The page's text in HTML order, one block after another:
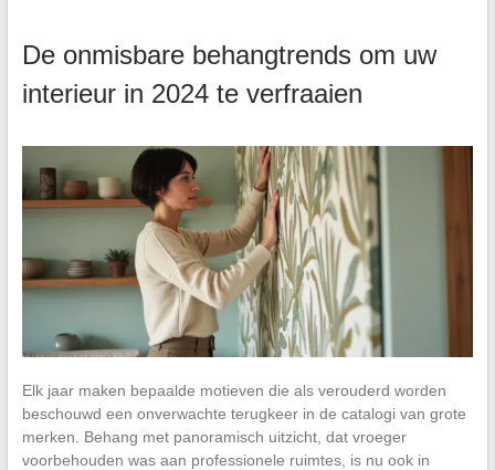
De onmisbare behangtrends om uw
interieur in 2024 te verfraaien
Elk jaar maken bepaalde motieven die als verouderd worden
beschouwd een onverwachte terugkeer in de catalogi van grote
merken. Behang met panoramisch uitzicht, dat vroeger
voorbehouden was aan professionele ruimtes, is nu ook in